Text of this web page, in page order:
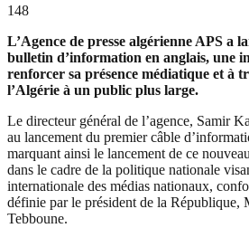
148
L’Agence de presse algérienne APS a
bulletin d’information en anglais, une
renforcer sa présence médiatique et à
l’Algérie à un public plus large.
Le directeur général de l’agence, Samir
au lancement du premier câble
marquant ainsi le lancement de ce
dans le cadre de la politique nationale
internationale des médias nationaux,
définie par le président de la République,
Tebboune.